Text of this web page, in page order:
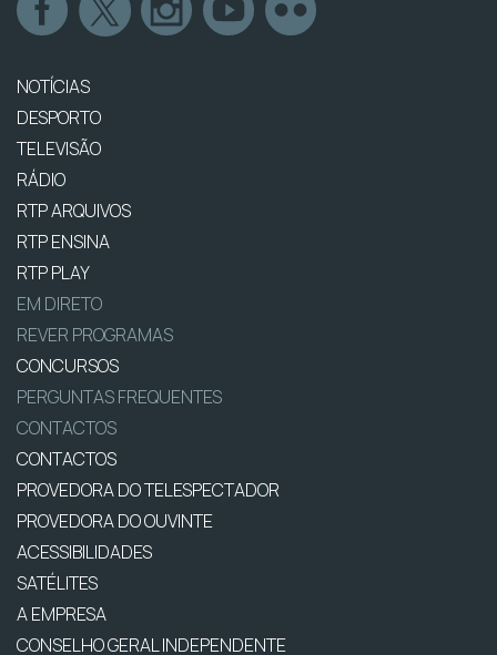
NOTÍCIAS
DESPORTO
TELEVISÃO
RÁDIO
RTP ARQUIVOS
RTP ENSINA
RTP PLAY
EM DIRETO
REVER PROGRAMAS
CONCURSOS
PERGUNTAS FREQUENTES
CONTACTOS
CONTACTOS
PROVEDORA DO TELESPECTADOR
PROVEDORA DO OUVINTE
ACESSIBILIDADES
SATÉLITES
A EMPRESA
CONSELHO GERAL INDEPENDENTE